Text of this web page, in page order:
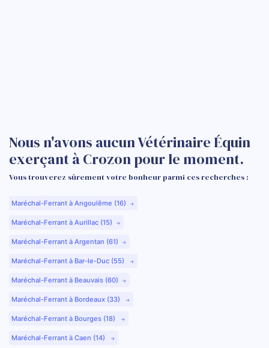
Nous n'avons aucun Vétérinaire Équin
exerçant à Crozon pour le moment.
Vous trouverez sûrement votre bonheur parmi ces recherches :
Maréchal-Ferrant à Angoulême (16)
Maréchal-Ferrant à Aurillac (15)
Maréchal-Ferrant à Argentan (61)
Maréchal-Ferrant à Bar-le-Duc (55)
Maréchal-Ferrant à Beauvais (60)
Maréchal-Ferrant à Bordeaux (33)
Maréchal-Ferrant à Bourges (18)
Maréchal-Ferrant à Caen (14)